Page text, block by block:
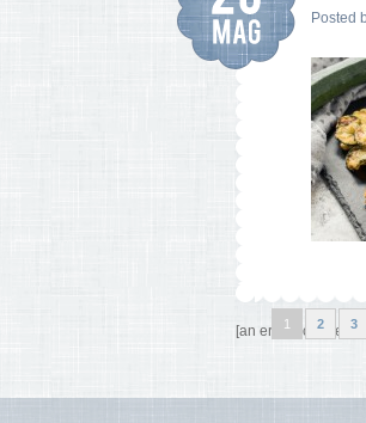
Posted
1 2 3
[an error occurred